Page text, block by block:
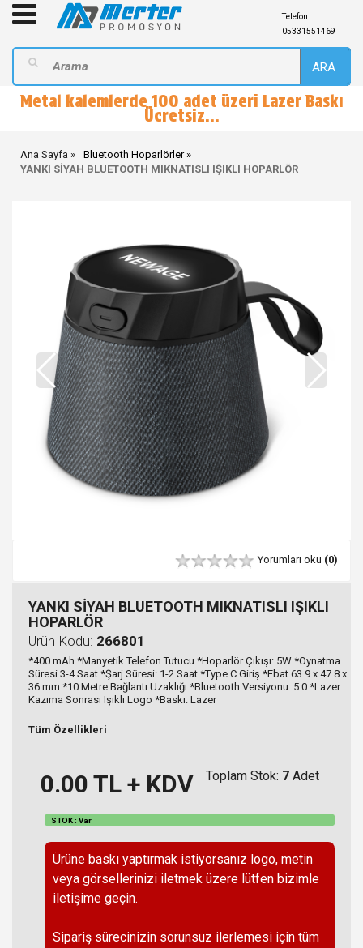
Telefon:
05331551469
ARA
Metal kalemlerde 100 adet üzeri Lazer Baskı
Ücretsiz...
Ana Sayfa
Bluetooth Hoparlörler
YANKI SİYAH BLUETOOTH MIKNATISLI IŞIKLI HOPARLÖR
Yorumları oku (0)
YANKI SİYAH BLUETOOTH MIKNATISLI IŞIKLI
HOPARLÖR
Ürün Kodu: 266801
*400 mAh *Manyetik Telefon Tutucu *Hoparlör Çıkışı: 5W *Oynatma
Süresi 3-4 Saat *Şarj Süresi: 1-2 Saat *Type C Giriş *Ebat 63.9 x 47.8 x
36 mm *10 Metre Bağlantı Uzaklığı *Bluetooth Versiyonu: 5.0 *Lazer
Kazıma Sonrası Işıklı Logo *Baskı: Lazer
Tüm Özellikleri
0.00 TL + KDV Toplam Stok: 7 Adet
STOK : Var
Ürüne baskı yaptırmak istiyorsanız logo, metin
veya görsellerinizi iletmek üzere lütfen bizimle
iletişime geçin.
Sipariş sürecinizin sorunsuz ilerlemesi için tüm